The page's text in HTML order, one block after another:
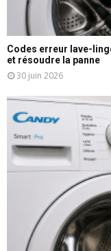
Codes erreur lave-
et résoudre la panne
30 juin 2026